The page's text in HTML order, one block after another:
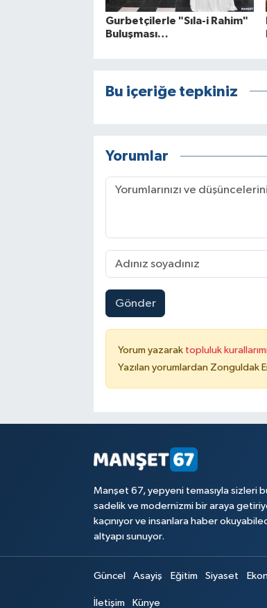
Gurbetçilerle "Sıla-i Rahim"
Buluşması…
Bu içeriğe tepkiniz
Yorumlar
Gönder
Yorum yazarak topluluk
Yazılan yorumlardan Zonguldak
Manşet 67, yepyeni temasıyla sizleri
sadelik ve modernizmi bir araya
kaçınıyor ve insanlara haber
altyapı sunuyor.
Güncel Asayiş Eğitim Siyaset
İletişim Künye